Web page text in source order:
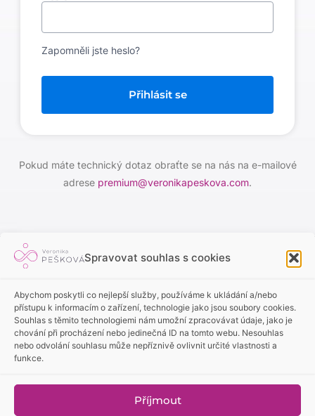
Spravovat souhlas s cookies
Abychom poskytli co nejlepší služby, používáme k ukládání a/nebo
přístupu k informacím o zařízení, technologie jako jsou soubory cookies.
Souhlas s těmito technologiemi nám umožní zpracovávat údaje, jako je
chování při procházení nebo jedinečná ID na tomto webu. Nesouhlas
nebo odvolání souhlasu může nepříznivě ovlivnit určité vlastnosti a
funkce.
Příjmout
Zapomněli jste heslo?
Pokud máte technický dotaz obraťte se na nás na e-mailové
adrese premium@veronikapeskova.com.
+420 773 682 843
info@veronikapeskova.com
Veronika Pešková
Obchodní podmínky